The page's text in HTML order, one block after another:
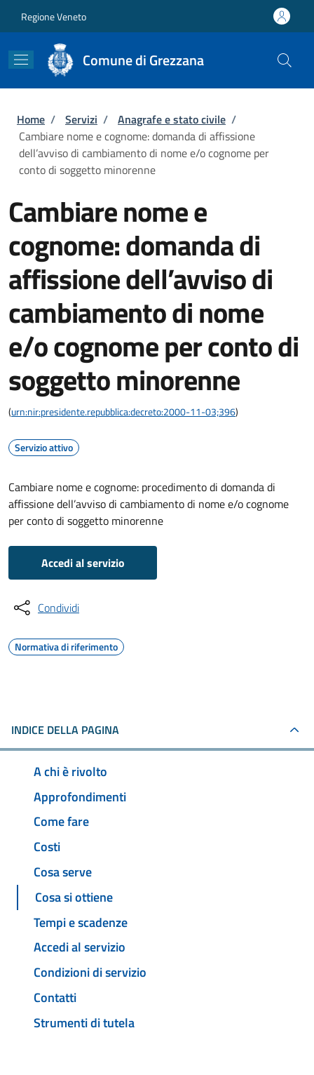
Regione Veneto
Comune di Grezzana
Briciole di pane
Home / Servizi / Anagrafe e stato civile /
Cambiare nome e cognome: domanda di affissione
dell’avviso di cambiamento di nome e/o cognome per
conto di soggetto minorenne
Cambiare nome e
cognome: domanda di
affissione dell’avviso di
cambiamento di nome
e/o cognome per conto di
soggetto minorenne
(urn:nir:presidente.repubblica:decreto:2000-11-03;396)
Servizio attivo
Cambiare nome e cognome: procedimento di domanda di
affissione dell’avviso di cambiamento di nome e/o cognome
per conto di soggetto minorenne
Accedi al servizio
Condividi
Normativa di riferimento
INDICE DELLA PAGINA
A chi è rivolto
Approfondimenti
Come fare
Costi
Cosa serve
Cosa si ottiene
Tempi e scadenze
Accedi al servizio
Condizioni di servizio
Contatti
Strumenti di tutela